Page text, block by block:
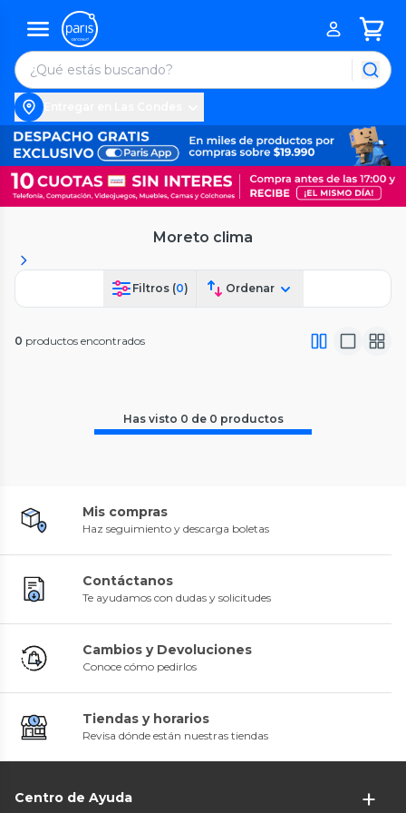
Moreto clima
Filtros (0) Ordenar
0 productos encontrados
Has visto 0 de 0 productos
Mis compras
Haz seguimiento y descarga boletas
Contáctanos
Te ayudamos con dudas y solicitudes
Cambios y Devoluciones
Conoce cómo pedirlos
Tiendas y horarios
Revisa dónde están nuestras tiendas
Centro de Ayuda